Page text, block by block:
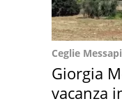
Ceglie
Giorgia
vacanza